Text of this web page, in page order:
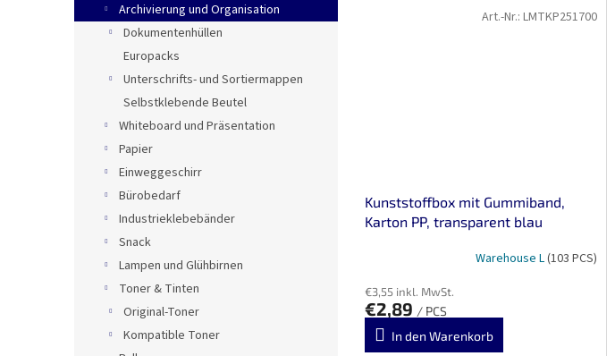
Archivierung und Organisation
Dokumentenhüllen
Europacks
Unterschrifts- und Sortiermappen
Selbstklebende Beutel
Whiteboard und Präsentation
Papier
Einweggeschirr
Bürobedarf
Industrieklebebänder
Snack
Lampen und Glühbirnen
Toner & Tinten
Original-Toner
Kompatible Toner
Kunststoffbox mit Gummiband,
Karton PP, transparent blau
Warehouse L(103 PCS)
€3,55 inkl. MwSt.
€2,89 / PCS
In den Warenkorb
Art.-Nr.: LMTKP251700